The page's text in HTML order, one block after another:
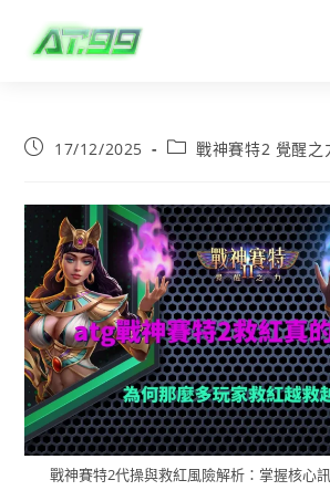
17/12/2025 戰神賽特2 覺醒之
戰神賽特2代操與救紅風險解析：掌握核心